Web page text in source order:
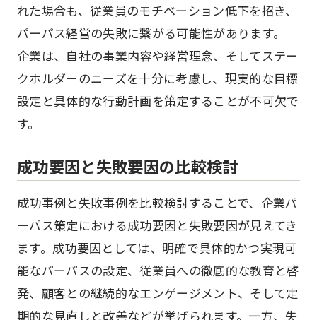
れた場合も、従業員のモチベーション低下を招き、
パーパス経営の失敗に繋がる可能性があります。
企業は、自社の事業内容や経営理念、そしてステー
クホルダーのニーズを十分に考慮し、現実的な目標
設定と具体的な行動計画を策定することが不可欠で
す。
成功要因と失敗要因の比較検討
成功事例と失敗事例を比較検討することで、企業パ
ーパス策定における成功要因と失敗要因が見えてき
ます。成功要因としては、明確で具体的かつ実現可
能なパーパスの設定、従業員への徹底的な教育と啓
発、顧客との継続的なエンゲージメント、そして定
期的な見直しと改善などが挙げられます。一方、失